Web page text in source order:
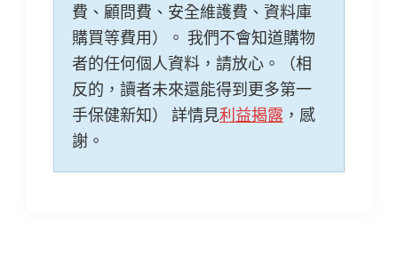
費、顧問費、安全維護費、資料庫
購買等費用）。 我們不會知道購物
者的任何個人資料，請放心。（相
反的，讀者未來還能得到更多第一
手保健新知） 詳情見利益揭露 ，感
謝。